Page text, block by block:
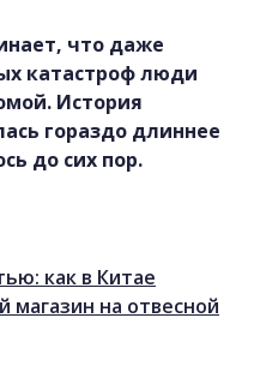
что даже
катастроф люди
История
гораздо длиннее
до сих пор.
как в Китае
магазин на отвесной